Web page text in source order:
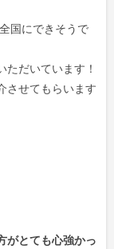
国にできそうで
だいています！
させてもらいます
がとても心強かっ